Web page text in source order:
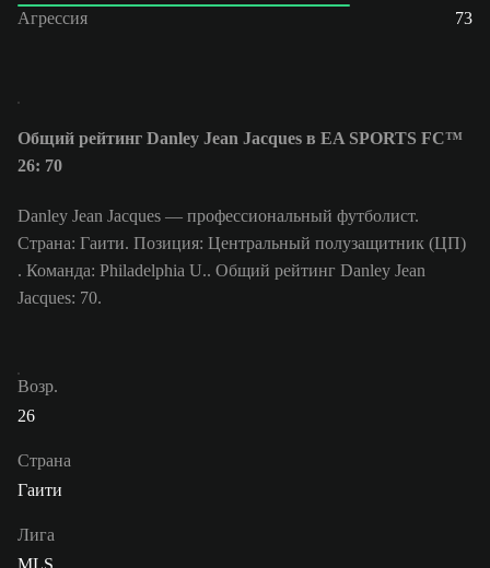
Агрессия
73
Общий рейтинг Danley Jean Jacques в EA SPORTS FC™
26: 70
Danley Jean Jacques — профессиональный футболист.
Страна: Гаити. Позиция: Центральный полузащитник (ЦП)
. Команда: Philadelphia U.. Общий рейтинг Danley Jean
Jacques: 70.
Возр.
26
Страна
Гаити
Лига